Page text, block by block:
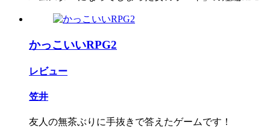
かっこいいRPG2
レビュー
笠井
友人の無茶ぶりに手抜きで答えたゲームです！